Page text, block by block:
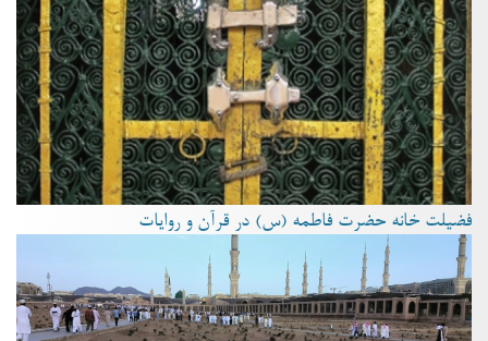
فضیلت خانه حضرت فاطمه (س) در قرآن و روایات